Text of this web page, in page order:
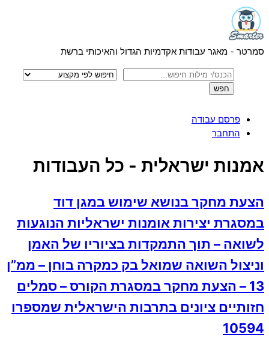
Skip
to
content
Menu
סמרטר - מאגר עבודות אקדמיות הגדול והאיכותי ברשת
פרסם עבודה
התחבר
Menu
אמנות ישראלית - כל העבודות
הצעת מחקר בנושא שימוש במגן דוד
במסגרת יצירות אומנות ישראליות הנוגעות
לשואה – תוך התמקדות בציוריו של האמן
וניצול השואה שמואל בק כמקרה בוחן – ממ”ן
13 – הצעת מחקר במסגרת הקורס – סמלים
חזותיים ציונים בתרבות הישראלית שמספרו
10594